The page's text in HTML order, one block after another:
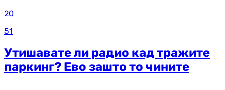
20
51
Утишавате ли радио кад тражите
паркинг? Ево зашто то чините